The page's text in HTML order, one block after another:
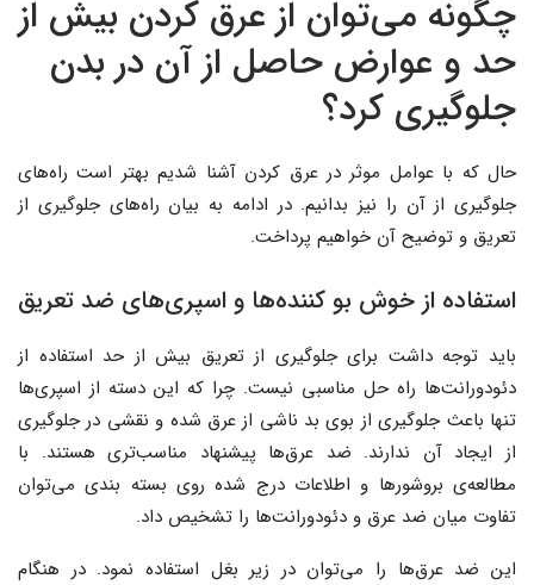
چگونه می‌توان از عرق کردن بیش از
حد و عوارض حاصل از آن در بدن
جلوگیری کرد؟
حال که با عوامل موثر در عرق کردن آشنا شدیم بهتر است راه‌های
جلوگیری از آن را نیز بدانیم. در ادامه به بیان راه‌های جلوگیری از
تعریق و توضیح آن خواهیم پرداخت.
استفاده از خوش بو کننده‌ها و اسپری‌های ضد تعریق
باید توجه داشت برای جلوگیری از تعریق بیش از حد استفاده از
دئودورانت‌ها راه حل مناسبی نیست. چرا که این دسته از اسپری‌ها
تنها باعث جلوگیری از بوی بد ناشی از عرق شده و نقشی در جلوگیری
از ایجاد آن ندارند. ضد عرق‌ها پیشنهاد مناسب‌تری هستند. با
مطالعه‌ی بروشورها و اطلاعات درج شده روی بسته بندی می‌توان
تفاوت میان ضد عرق و دئودورانت‌ها را تشخیص داد.
این ضد عرق‌ها را می‌توان در زیر بغل استفاده نمود. در هنگام